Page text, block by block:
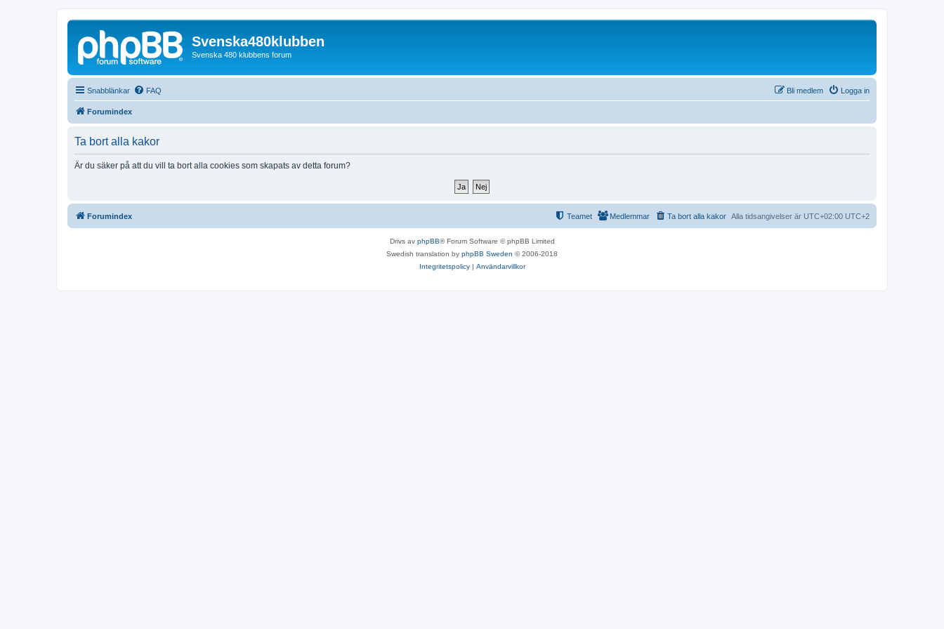
Svenska480klubben
Svenska 480 klubbens forum
Snabblänkar FAQ Logga in
Bli medlem
Forumindex
Ta bort alla kakor
Är du säker på att du vill ta bort alla cookies som skapats av detta forum?
Forumindex Alla tidsangivelser är UTC+02:00 UTC+2
Ta bort alla kakor
Medlemmar
Teamet
Drivs av phpBB® Forum Software © phpBB Limited
Swedish translation by phpBB Sweden © 2006-2018
Integritetspolicy| Användarvillkor